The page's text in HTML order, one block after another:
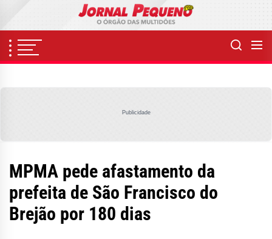
content
Publicidade
MPMA pede afastamento da
prefeita de São Francisco do
Brejão por 180 dias